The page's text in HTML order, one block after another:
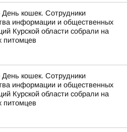
День кошек. Сотрудники
информации и общественных
Курской области собрали на
питомцев
День кошек. Сотрудники
информации и общественных
Курской области собрали на
питомцев